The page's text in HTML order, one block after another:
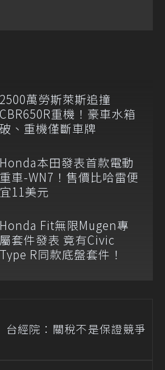
2500萬勞斯萊斯追撞
CBR650R重機！豪車水箱
破、重機僅斷車牌
Honda本田發表首款電動
重車-WN7！售價比哈雷便
宜11美元
Honda Fit無限Mugen專
屬套件發表 竟有Civic
Type R同款底盤套件！
經院：關稅不是保證競爭